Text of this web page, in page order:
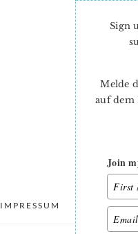
IMPRESSUM
Sign
Melde
auf dem
Join